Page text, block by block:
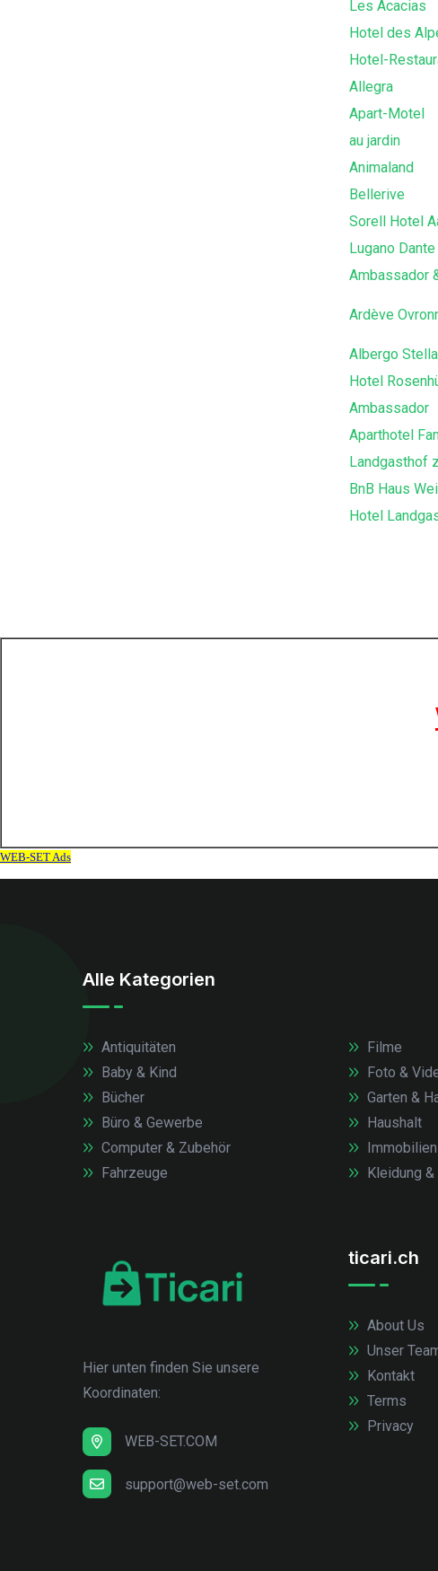
Les Acacias
Hotel des
Hotel-
Allegra
Apart-Motel
au jardin
Animaland
Bellerive
Sorell Hotel
Lugano
Ambassador
Ardève
Albergo Stella
Hotel
Ambassador
Aparthotel
Landgasthof
BnB Haus
Hotel
Alle Kategorien
Antiquitäten
Baby & Kind
Bücher
Büro & Gewerbe
Computer & Zubehör
Fahrzeuge
Filme
Foto &
Garten &
Haushalt
Immobilien
Kleidung
Hier unten finden Sie unsere
Koordinaten:
WEB-SET.COM
support@web-set.com
ticari.ch
About Us
Unser
Kontakt
Terms
Privacy